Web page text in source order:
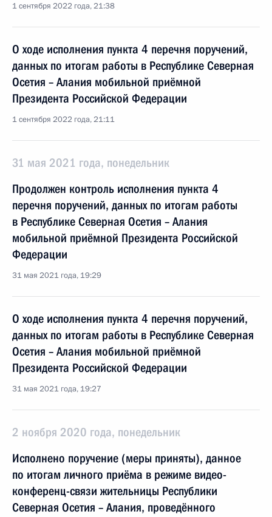
1 сентября 2022 года, 21:38
О ходе исполнения пункта 4 перечня поручений,
данных по итогам работы в Республике Северная
Осетия – Алания мобильной приёмной
Президента Российской Федерации
1 сентября 2022 года, 21:11
31 мая 2021 года, понедельник
Продолжен контроль исполнения пункта 4
перечня поручений, данных по итогам работы
в Республике Северная Осетия – Алания
мобильной приёмной Президента Российской
Федерации
31 мая 2021 года, 19:29
О ходе исполнения пункта 4 перечня поручений,
данных по итогам работы в Республике Северная
Осетия – Алания мобильной приёмной
Президента Российской Федерации
31 мая 2021 года, 19:27
2 ноября 2020 года, понедельник
Исполнено поручение (меры приняты), данное
по итогам личного приёма в режиме видео-
конференц-связи жительницы Республики
Северная Осетия – Алания, проведённого